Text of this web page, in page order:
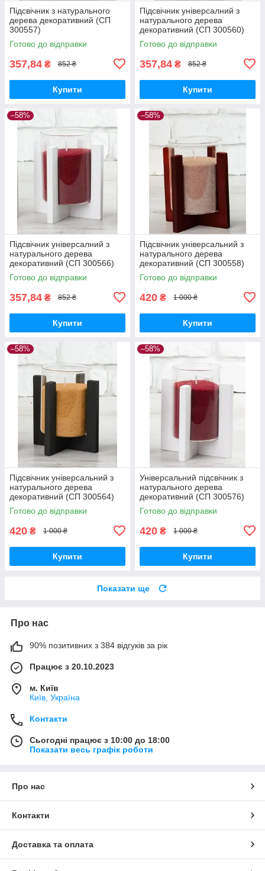
Підсвічник з натурального
дерева декоративний (СП
300557)
Готово до відправки
357,84 ₴ 852 ₴
Купити
Підсвічник універсалний з
натурального дерева
декоративний (СП 300560)
Готово до відправки
357,84 ₴ 852 ₴
Купити
–58%
Підсвічник універсалний з
натурального дерева
декоративний (СП 300566)
Готово до відправки
357,84 ₴ 852 ₴
Купити
–58%
Підсвічник універсальний з
натурального дерева
декоративний (СП 300558)
Готово до відправки
420 ₴ 1 000 ₴
Купити
–58%
Підсвічник універсальний з
натурального дерева
декоративний (СП 300564)
Готово до відправки
420 ₴ 1 000 ₴
Купити
–58%
Універсальний підсвічник з
натурального дерева
декоративний (СП 300576)
Готово до відправки
420 ₴ 1 000 ₴
Купити
Показати ще
Про нас
90% позитивних з 384 відгуків за рік
Працює з 20.10.2023
м. Київ
Київ, Україна
Контакти
Сьогодні працює з 10:00 до 18:00
Показати весь графік роботи
Про нас
Контакти
Доставка та оплата